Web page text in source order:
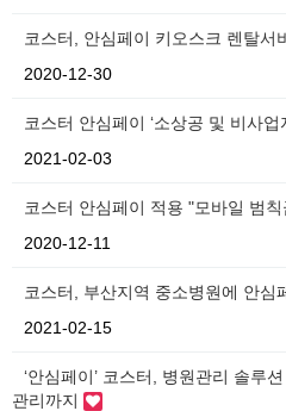
코스터, 안심페이 키오스크 렌탈서
2020-12-30
코스터 안심페이 ‘소상공 및 비사
2021-02-03
코스터 안심페이 적용 "모바일 범
2020-12-11
코스터, 부산지역 중소병원에 안심
2021-02-15
‘안심페이’ 코스터, 병원관리 솔루
관리까지